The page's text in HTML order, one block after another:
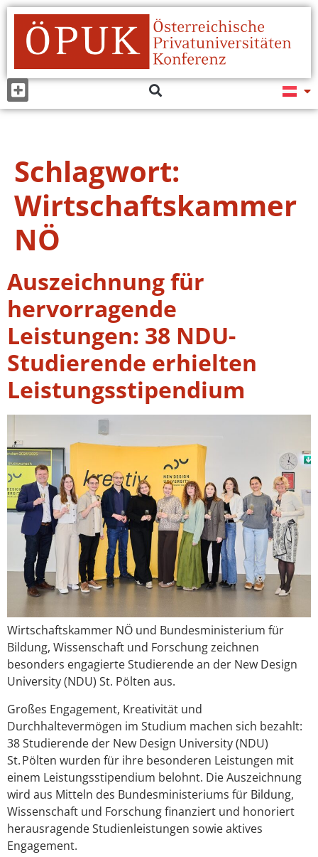
Schlagwort:
Wirtschaftskammer
NÖ
Auszeichnung für
hervorragende
Leistungen: 38 NDU-
Studierende erhielten
Leistungsstipendium
Wirtschaftskammer NÖ und Bundesministerium für
Bildung, Wissenschaft und Forschung zeichnen
besonders engagierte Studierende an der New Design
University (NDU) St. Pölten aus.
Großes Engagement, Kreativität und
Durchhaltevermögen im Studium machen sich bezahlt:
38 Studierende der New Design University (NDU)
St. Pölten wurden für ihre besonderen Leistungen mit
einem Leistungsstipendium belohnt. Die Auszeichnung
wird aus Mitteln des Bundesministeriums für Bildung,
Wissenschaft und Forschung finanziert und honoriert
herausragende Studienleistungen sowie aktives
Engagement.